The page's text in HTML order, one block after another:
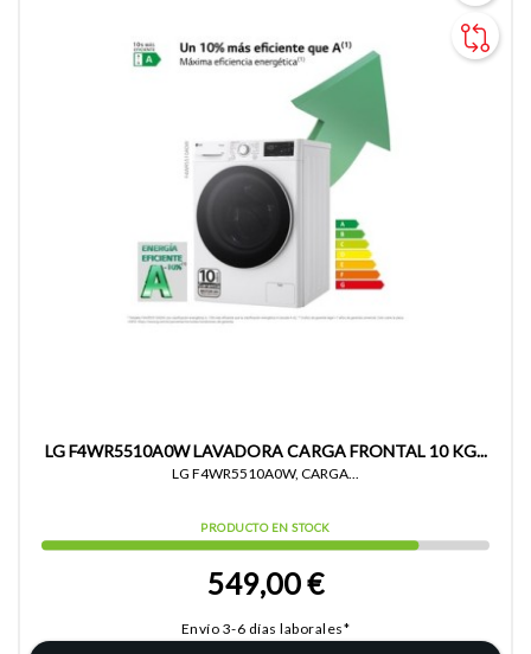
LG F4WR5510A0W LAVADORA CARGA FRONTAL 10 KG...
LG F4WR5510A0W, CARGA...
PRODUCTO EN STOCK
549,00 €
Envío 3-6 días laborales*